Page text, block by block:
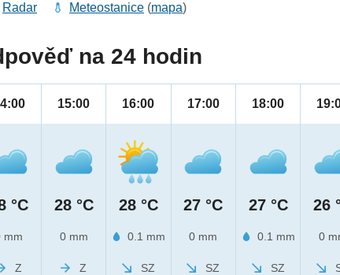
Radar Meteostanice (mapa)
na 24 hodin
°C
mm
Z
15:00
28 °C
0 mm
Z
16:00
28 °C
0.1 mm
SZ
17:00
27 °C
0 mm
SZ
18:00
27 °C
0.1 mm
SZ
26
0